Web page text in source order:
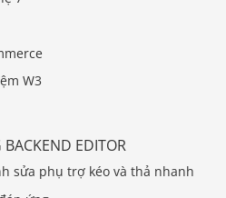
W3
EDITOR
sửa phụ trợ kéo và thả nhanh